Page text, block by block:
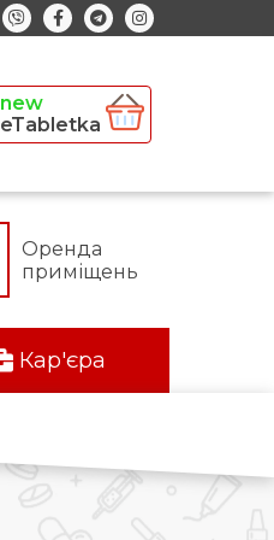
eTabletka
Оренда
приміщень
Кар'єра